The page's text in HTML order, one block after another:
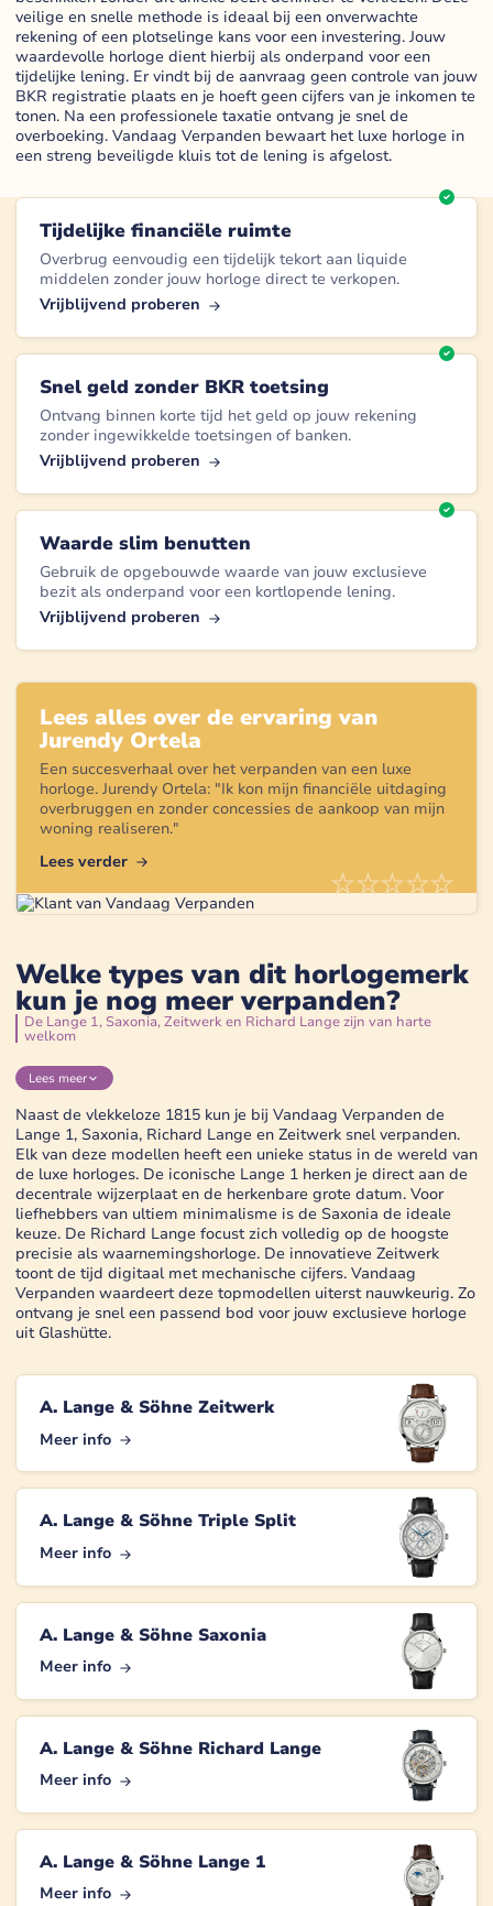
veilige en snelle methode is ideaal bij een onverwachte
rekening of een plotselinge kans voor een investering. Jouw
waardevolle horloge dient hierbij als onderpand voor een
tijdelijke lening. Er vindt bij de aanvraag geen controle van jouw
BKR registratie plaats en je hoeft geen cijfers van je inkomen te
tonen. Na een professionele taxatie ontvang je snel de
overboeking. Vandaag Verpanden bewaart het luxe horloge in
een streng beveiligde kluis tot de lening is afgelost.
Tijdelijke financiële ruimte
Overbrug eenvoudig een tijdelijk tekort aan liquide
middelen zonder jouw horloge direct te verkopen.
Vrijblijvend proberen
Snel geld zonder BKR toetsing
Ontvang binnen korte tijd het geld op jouw rekening
zonder ingewikkelde toetsingen of banken.
Vrijblijvend proberen
Waarde slim benutten
Gebruik de opgebouwde waarde van jouw exclusieve
bezit als onderpand voor een kortlopende lening.
Vrijblijvend proberen
Lees alles over de ervaring van
Jurendy Ortela
Een succesverhaal over het verpanden van een luxe
horloge. Jurendy Ortela: "Ik kon mijn financiële uitdaging
overbruggen en zonder concessies de aankoop van mijn
woning realiseren."
Lees verder
Welke types van dit horlogemerk
kun je nog meer verpanden?
De Lange 1, Saxonia, Zeitwerk en Richard Lange zijn van harte
welkom
Lees meer
Naast de vlekkeloze 1815 kun je bij Vandaag Verpanden de
Lange 1, Saxonia, Richard Lange en Zeitwerk snel verpanden.
Elk van deze modellen heeft een unieke status in de wereld van
de luxe horloges. De iconische Lange 1 herken je direct aan de
decentrale wijzerplaat en de herkenbare grote datum. Voor
liefhebbers van ultiem minimalisme is de Saxonia de ideale
keuze. De Richard Lange focust zich volledig op de hoogste
precisie als waarnemingshorloge. De innovatieve Zeitwerk
toont de tijd digitaal met mechanische cijfers. Vandaag
Verpanden waardeert deze topmodellen uiterst nauwkeurig. Zo
ontvang je snel een passend bod voor jouw exclusieve horloge
uit Glashütte.
A. Lange & Söhne Zeitwerk
Meer info
A. Lange & Söhne Triple Split
Meer info
A. Lange & Söhne Saxonia
Meer info
A. Lange & Söhne Richard Lange
Meer info
A. Lange & Söhne Lange 1
Meer info